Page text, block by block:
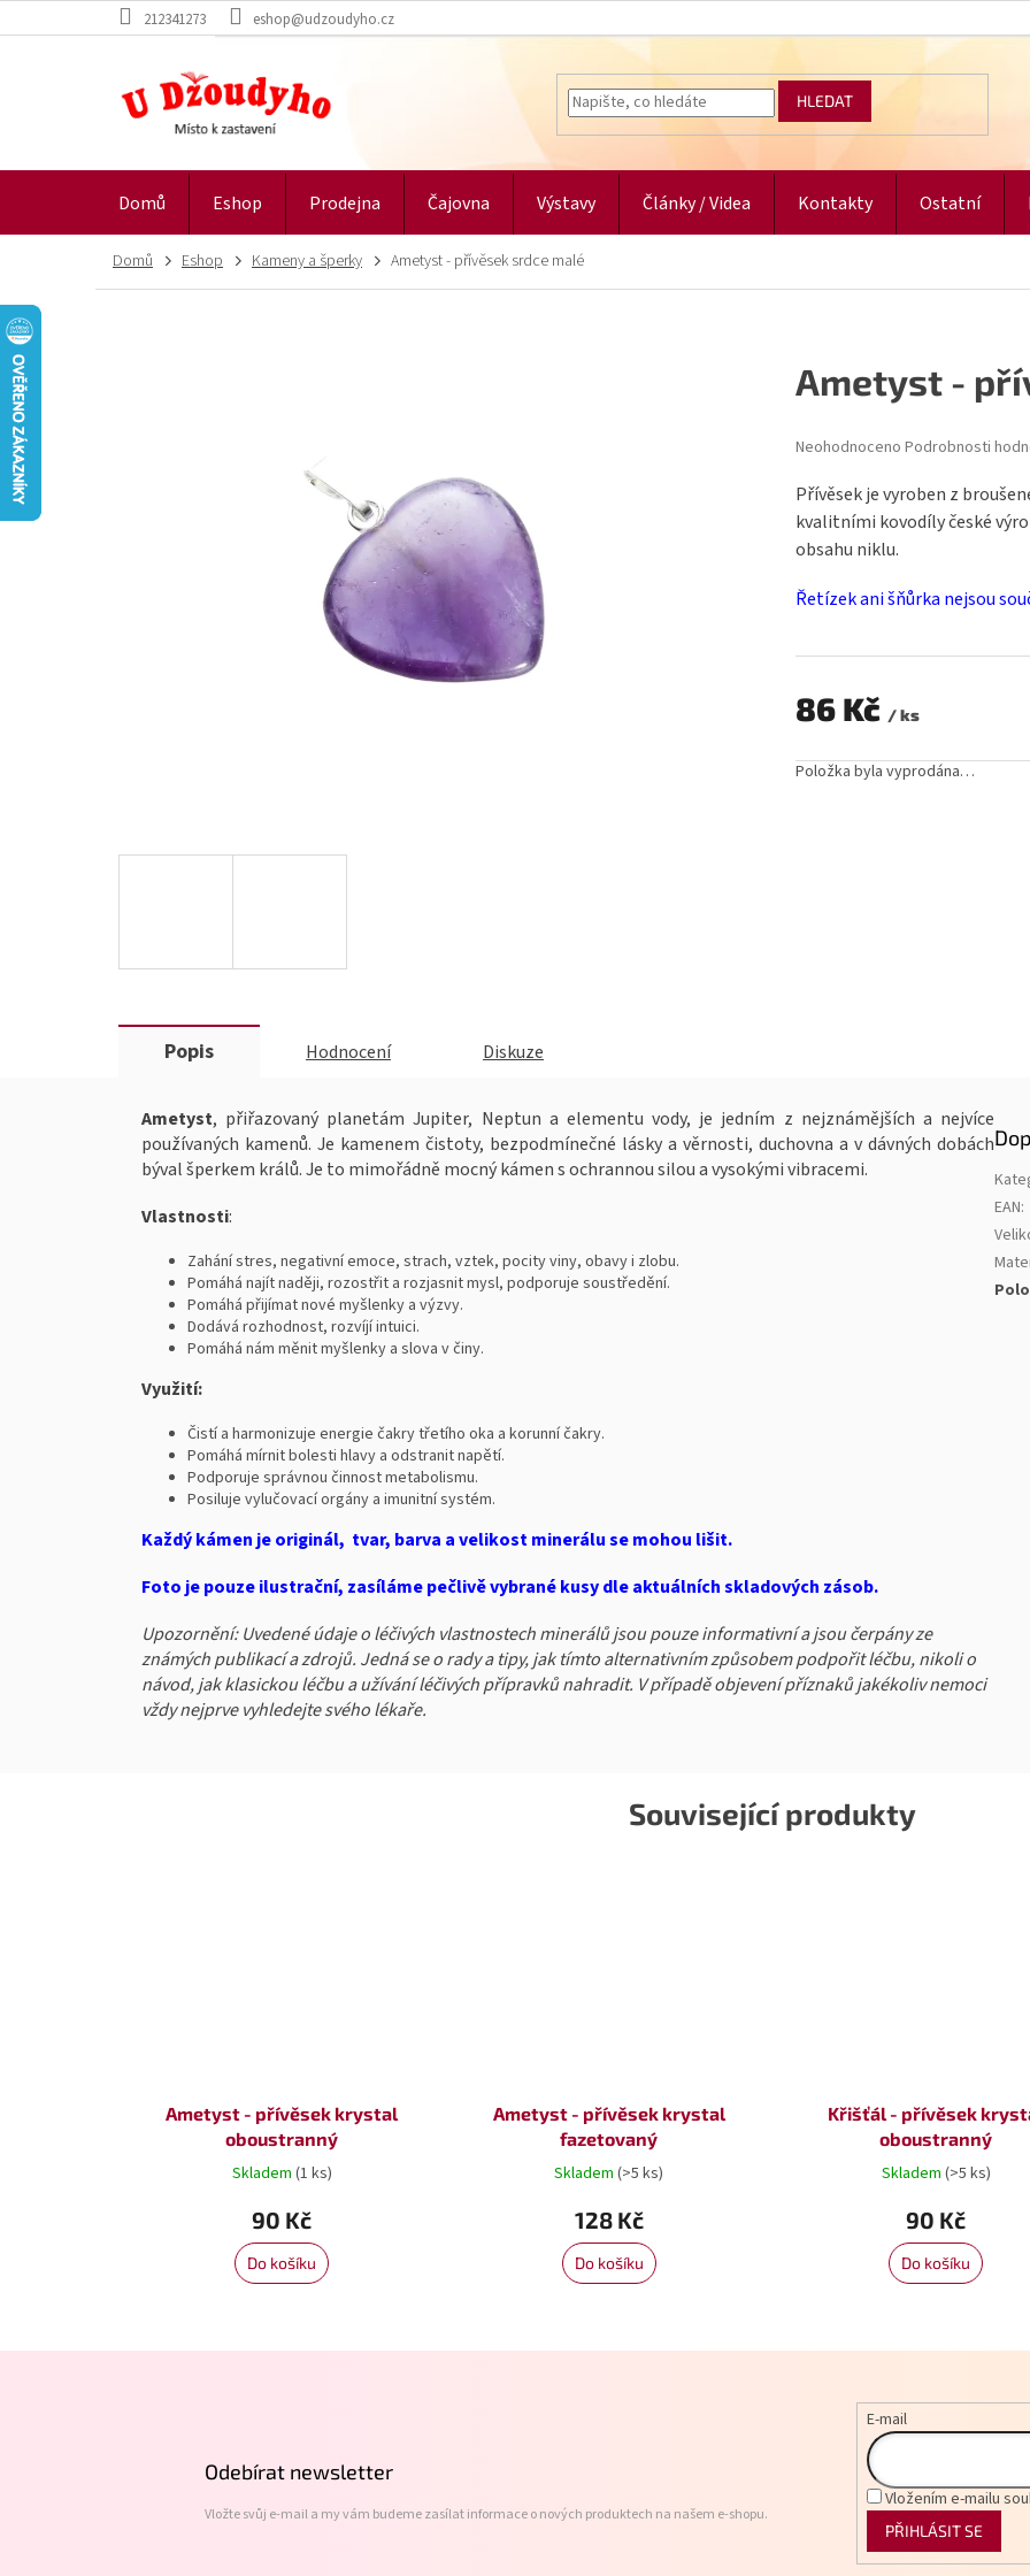
na
212341273 eshop@udzoudyho.cz
HLEDAT
Domů Eshop Prodejna Čajovna Výstavy Články / Videa Kontakty Ostatní
Domů Eshop Kameny a šperky Ametyst - přívěsek srdce malé
Položka byla vyprodána…
Přívěsek je vyroben z
kvalitními kovodíly české
obsahu niklu.
Řetízek ani šňůrka nejsou
86 Kč / ks
cena:
Ametyst -
Průměrné
produktu
je
0,0
z
hvězdiček.
Neohodnoceno Podrobnosti
Související produkty
Ametyst - přívěsek krystal
oboustranný
Skladem (1 ks)
90 Kč
Do košíku
Ametyst - přívěsek krystal
fazetovaný
Skladem(>5 ks)
128 Kč
Do košíku
Křišťál - přívěsek
oboustranný
Skladem (>5 ks)
90 Kč
Do košíku
Popis Hodnocení Diskuze
Ametyst, přiřazovaný planetám Jupiter, Neptun a elementu vody, je jedním z nejznámějších a nejvíce
používaných kamenů. Je kamenem čistoty, bezpodmínečné lásky a věrnosti, duchovna a v dávných dobách
býval šperkem králů. Je to mimořádně mocný kámen s ochrannou silou a vysokými vibracemi.
Vlastnosti:
Zahání stres, negativní emoce, strach, vztek, pocity viny, obavy i zlobu.
Pomáhá najít naději, rozostřit a rozjasnit mysl, podporuje soustředění.
Pomáhá přijímat nové myšlenky a výzvy.
Dodává rozhodnost, rozvíjí intuici.
Pomáhá nám měnit myšlenky a slova v činy.
Využití:
Čistí a harmonizuje energie čakry třetího oka a korunní čakry.
Pomáhá mírnit bolesti hlavy a odstranit napětí.
Podporuje správnou činnost metabolismu.
Posiluje vylučovací orgány a imunitní systém.
Každý kámen je originál, tvar, barva a velikost minerálu se mohou lišit.
Foto je pouze ilustrační, zasíláme pečlivě vybrané kusy dle aktuálních skladových zásob.
Upozornění: Uvedené údaje o léčivých vlastnostech minerálů jsou pouze informativní a jsou čerpány ze
známých publikací a zdrojů. Jedná se o rady a tipy, jak tímto alternativním způsobem podpořit léčbu, nikoli o
návod, jak klasickou léčbu a užívání léčivých přípravků nahradit. V případě objevení příznaků jakékoliv nemoci
vždy nejprve vyhledejte svého lékaře.
EAN:
Odebírat newsletter
Vložte svůj e-mail a my vám budeme zasílat informace o nových produktech na našem e-shopu.
E-mail
Vložením e-mailu
PŘIHLÁSIT SE